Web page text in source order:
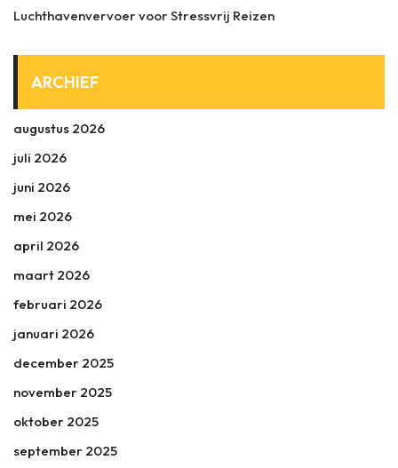
Luchthavenvervoer voor Stressvrij Reizen
ARCHIEF
augustus 2026
juli 2026
juni 2026
mei 2026
april 2026
maart 2026
februari 2026
januari 2026
december 2025
november 2025
oktober 2025
september 2025